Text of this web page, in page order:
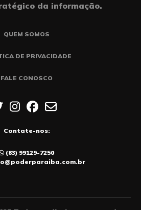
da informação.
QUEM SOMOS
DE PRIVACIDADE
FALE CONOSCO
Contate-nos:
(83) 99129-7250